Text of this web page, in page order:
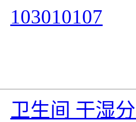
103010107
卫生间 干湿